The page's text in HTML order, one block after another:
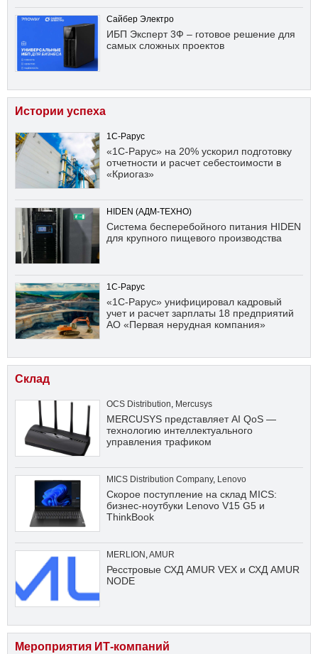
Сайбер Электро
ИБП Эксперт 3Ф – готовое решение для
самых сложных проектов
Истории успеха
1С-Рарус
«1С-Рарус» на 20% ускорил подготовку
отчетности и расчет себестоимости в
«Криогаз»
HIDEN (АДМ-ТЕХНО)
Система бесперебойного питания HIDEN
для крупного пищевого производства
1С-Рарус
«1С-Рарус» унифицировал кадровый
учет и расчет зарплаты 18 предприятий
АО «Первая нерудная компания»
Склад
OCS Distribution, Mercusys
MERCUSYS представляет AI QoS —
технологию интеллектуального
управления трафиком
MICS Distribution Company, Lenovo
Скорое поступление на склад MICS:
бизнес-ноутбуки Lenovo V15 G5 и
ThinkBook
MERLION ,AMUR
Ресстровые СХД AMUR VEX и СХД AMUR
NODE
Мероприятия ИТ-компаний